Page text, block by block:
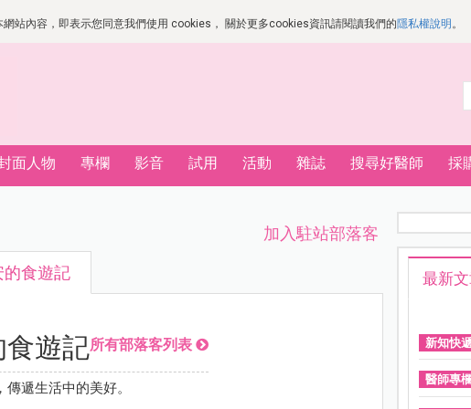
站內容，即表示您同意我們使用 cookies， 關於更多cookies資訊請閱讀我們的隱私權說明 。
面人物 專欄 影音 試用 活動 雜誌 搜尋好醫師 採
加入駐站部落客
的食遊記
遊記所有部落客列表
遞生活中的美好。
最新
新知快
醫師專欄